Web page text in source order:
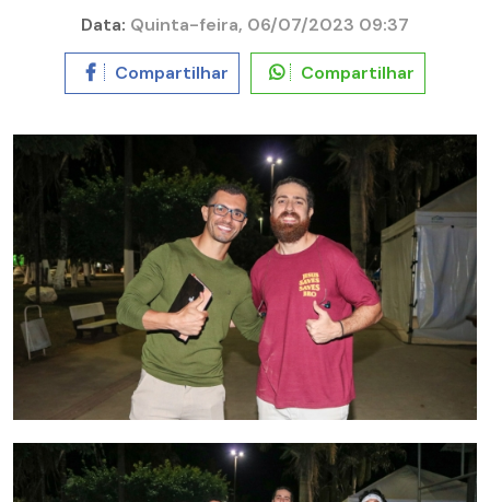
Data: Quinta-feira, 06/07/2023 09:37
Compartilhar Compartilhar